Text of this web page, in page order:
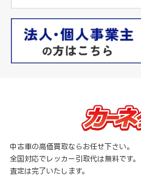
中古車の高価買取ならお任せ下さい。
全国対応でレッカー引取代は無料です
査定は完了いたします。